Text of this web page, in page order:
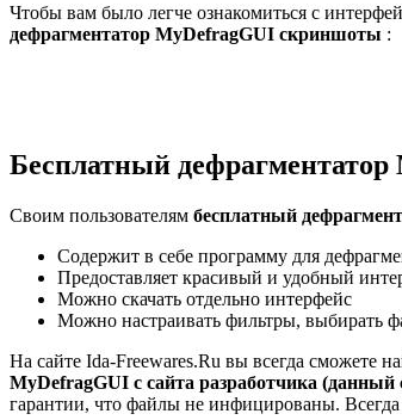
Чтобы вам было легче ознакомиться с
дефрагментатор MyDefragGUI скриншоты :
Бесплатный
Своим пользователям бесплатный
Содержит в себе программу для
Предоставляет красивый и удобный
Можно скачать отдельно интерфейс
Можно настраивать фильтры, выбирать
На сайте Ida-Freewares.Ru вы всегда сможете
MyDefragGUI с сайта разработчика (данный
гарантии, что файлы не инфицированы.